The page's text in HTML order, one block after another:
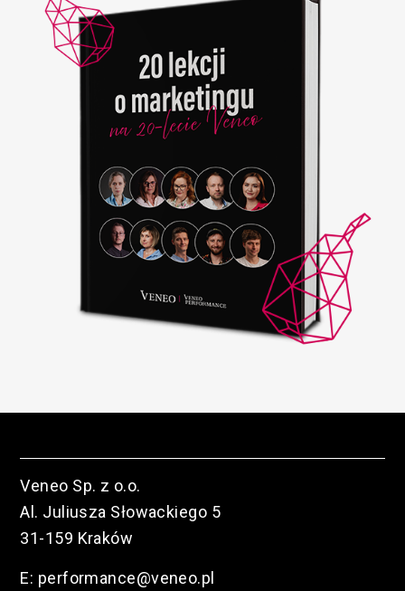
Veneo Sp. z o.o.
Al. Juliusza Słowackiego 5
31-159 Kraków
E: performance@veneo.pl